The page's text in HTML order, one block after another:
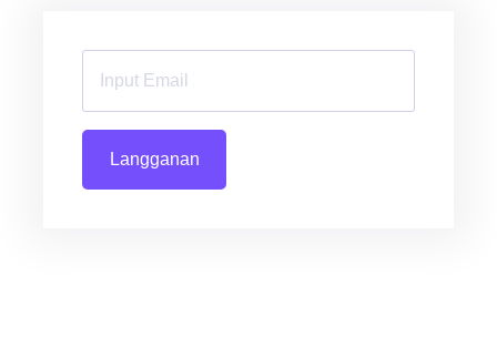
Langganan